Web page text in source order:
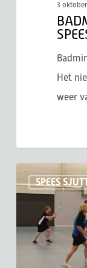
3
Het
weer
Spees
Silvolde
SPEES